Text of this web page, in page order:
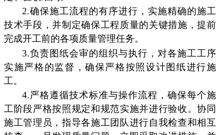
2.确保施工流程的有序进行，实施精确的施工
技术手段，并制定确保工程质量的关键措施，提前
完成开工前的各项质量管理任务。
3.负责图纸会审的组织与执行，对各施工工序
实施严格的监督，确保严格按照设计图纸进行施
工。
4.严格遵循技术标准与操作流程，确保每个施
工阶段严格按照规定和规范实施并进行验收。协同
施工管理员，指导各施工团队进行自我检查和相互